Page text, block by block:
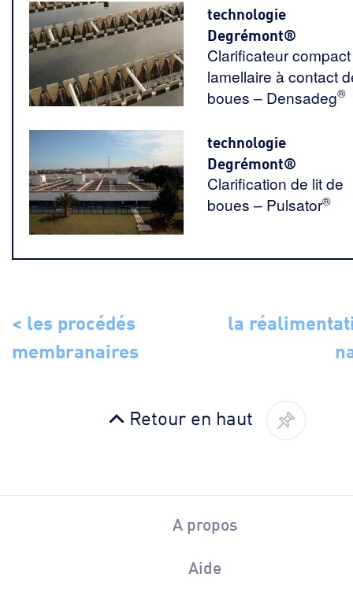
technologie
Degrémont®
Clarificateur compact
lamellaire à contact
boues – Densadeg®
technologie
Degrémont®
Clarification de lit de
boues – Pulsator®
< les procédés
membranaires
la
Retour en haut
A propos
Aide